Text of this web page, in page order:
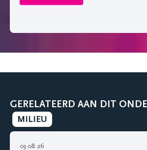
GERELATEERD AAN DIT
MILIEU
03 08 26